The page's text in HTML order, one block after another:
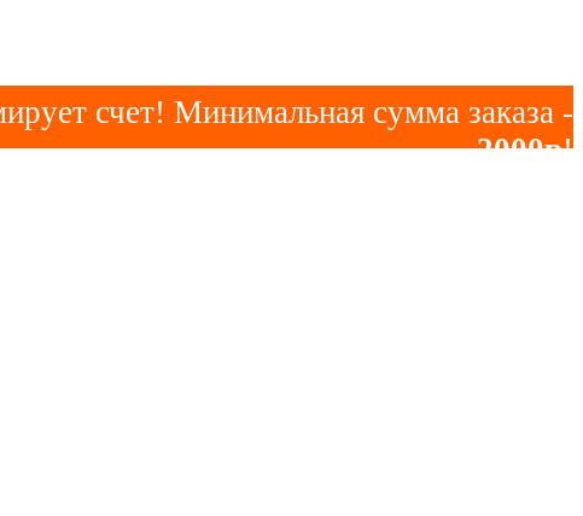
счет! Минимальная сумма заказа -
2000р!